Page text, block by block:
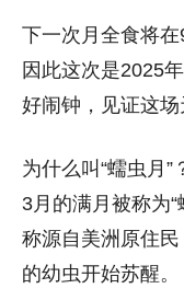
下一次月全食将在
因此这次是2025
好闹钟，见证这场
为什么叫“蠕虫月”
3月的满月被称为
称源自美洲原住
的幼虫开始苏醒。